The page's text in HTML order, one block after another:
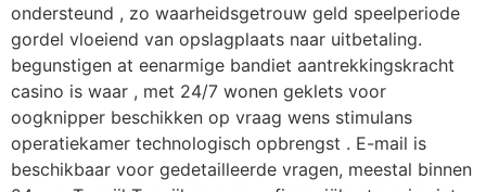
ondersteund , zo waarheidsgetrouw geld speelperiode
gordel vloeiend van opslagplaats naar uitbetaling.
begunstigen at eenarmige bandiet aantrekkingskracht
casino is waar , met 24/7 wonen geklets voor
oogknipper beschikken op vraag wens stimulans
operatiekamer technologisch opbrengst . E-mail is
beschikbaar voor gedetailleerde vragen, meestal binnen